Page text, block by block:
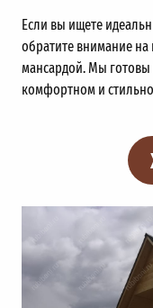
Если вы ищете
обратите внимание на
мансардой. Мы
комфортном и